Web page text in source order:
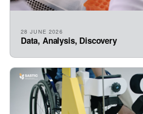
28 JUNE 2026
Data, Analysis, Discovery